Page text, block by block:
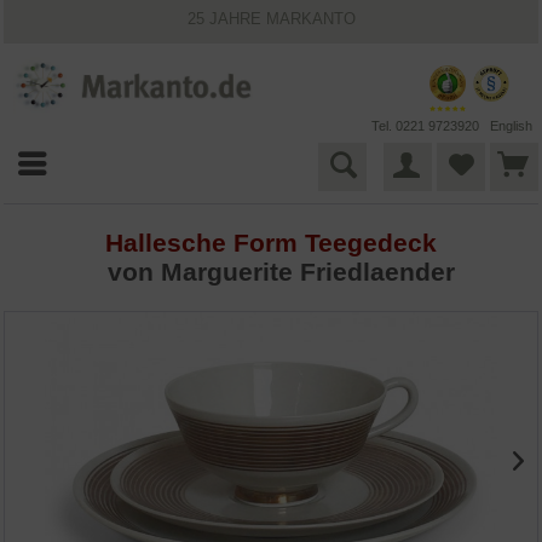
25 JAHRE MARKANTO
VIELFÄLTIGE ZAHLUNGSMÖGLICHKEITEN
BESTPRICE-GARANTIE
Tel. 0221 9723920 English
Hallesche Form Teegedeck
von Marguerite Friedlaender